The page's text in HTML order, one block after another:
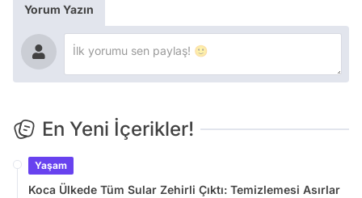
Yorum Yazın
En Yeni İçerikler!
Yaşam
Koca Ülkede Tüm Sular Zehirli Çıktı: Temizlemesi Asırlar